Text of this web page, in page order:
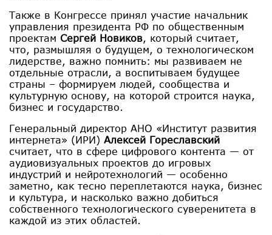
Также в Конгрессе принял участие начальник
управления президента РФ по общественным
проектам Сергей Новиков, который считает,
что, размышляя о будущем, о технологическом
лидерстве, важно помнить: мы развиваем не
отдельные отрасли, а воспитываем будущее
страны – формируем людей, сообщества и
культурную основу, на которой строится наука,
бизнес и государство.
Генеральный директор АНО «Институт развития
интернета» (ИРИ) Алексей Гореславский
считает, что в сфере цифрового контента — от
аудиовизуальных проектов до игровых
индустрий и нейротехнологий — особенно
заметно, как тесно переплетаются наука, бизнес
и культура, и насколько важно добиться
собственного технологического суверенитета в
каждой из этих областей.